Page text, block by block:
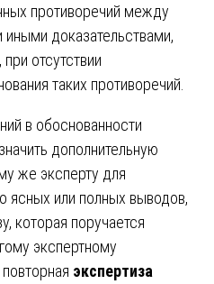
противоречий между
доказательствами,
отсутствии
таких противоречий.
в обоснованности
дополнительную
же эксперту для
ясных или полных выводов,
которая поручается
экспертному
экспертиза